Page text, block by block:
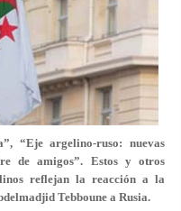
“Eje argelino-ruso: nuevas
de amigos”. Estos y otros
reflejan la reacción a la
Tebboune a Rusia.